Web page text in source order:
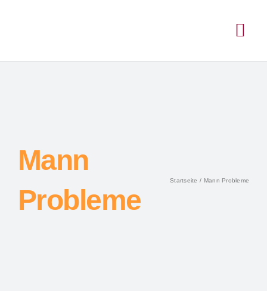
Mann
Probleme
Startseite Mann Probleme